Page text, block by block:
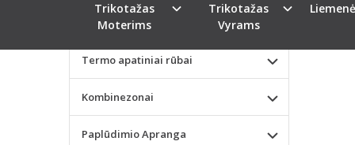
Trikotažas
Moterims
Trikotažas
Vyrams
Liemenėlės
Termo apatiniai rūbai
Kombinezonai
Paplūdimio Apranga